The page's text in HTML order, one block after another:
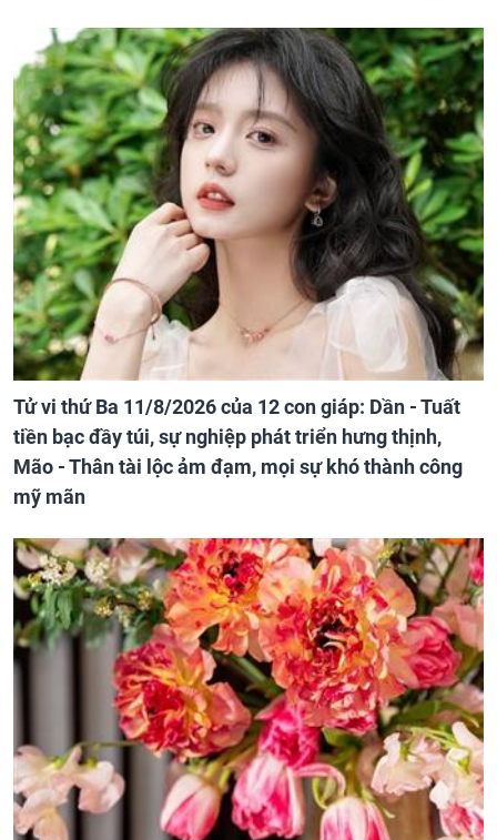
Tử vi thứ Ba 11/8/2026 của 12 con giáp: Dần - Tuất
tiền bạc đầy túi, sự nghiệp phát triển hưng thịnh,
Mão - Thân tài lộc ảm đạm, mọi sự khó thành công
mỹ mãn